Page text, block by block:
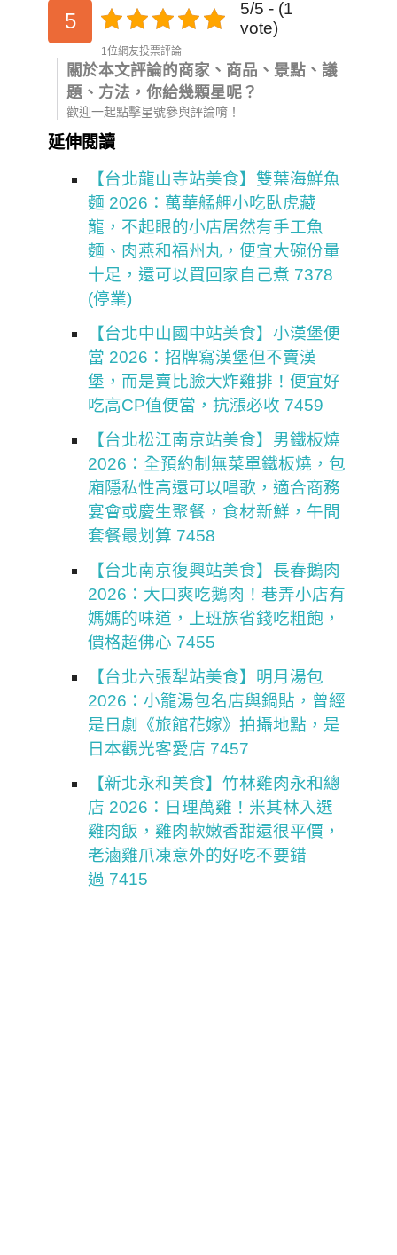
5
5/5 - (1
vote)
1位網友投票評論
關於本文評論的商家、商品、景點、議
題、方法，你給幾顆星呢？
歡迎一起點擊星號參與評論唷！
延伸閱讀
【台北龍山寺站美食】雙葉海鮮魚
麵 2026：萬華艋舺小吃臥虎藏
龍，不起眼的小店居然有手工魚
麵、肉燕和福州丸，便宜大碗份量
十足，還可以買回家自己煮 7378
(停業)
【台北中山國中站美食】小漢堡便
當 2026：招牌寫漢堡但不賣漢
堡，而是賣比臉大炸雞排！便宜好
吃高CP值便當，抗漲必收 7459
【台北松江南京站美食】男鐵板燒
2026：全預約制無菜單鐵板燒，包
廂隱私性高還可以唱歌，適合商務
宴會或慶生聚餐，食材新鮮，午間
套餐最划算 7458
【台北南京復興站美食】長春鵝肉
2026：大口爽吃鵝肉！巷弄小店有
媽媽的味道，上班族省錢吃粗飽，
價格超佛心 7455
【台北六張犁站美食】明月湯包
2026：小籠湯包名店與鍋貼，曾經
是日劇《旅館花嫁》拍攝地點，是
日本觀光客愛店 7457
【新北永和美食】竹林雞肉永和總
店 2026：日理萬雞！米其林入選
雞肉飯，雞肉軟嫩香甜還很平價，
老滷雞爪凍意外的好吃不要錯
過 7415